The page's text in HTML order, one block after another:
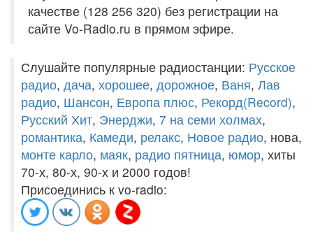
качестве (128 256 320) без регистрации на
сайте Vo-Radio.ru в прямом эфире.
Слушайте популярные радиостанции: Русское
радио, дача, хорошее, дорожное, Ваня, Лав
радио, Шансон, Европа плюс, Рекорд(Record),
Русский Хит, Энерджи, 7 на семи холмах,
романтика, Камеди, релакс, Новое радио, нова,
монте карло, маяк, радио пятница, юмор, хиты
70-х, 80-х, 90-х и 2000 годов!
Присоединись к vo-radio: